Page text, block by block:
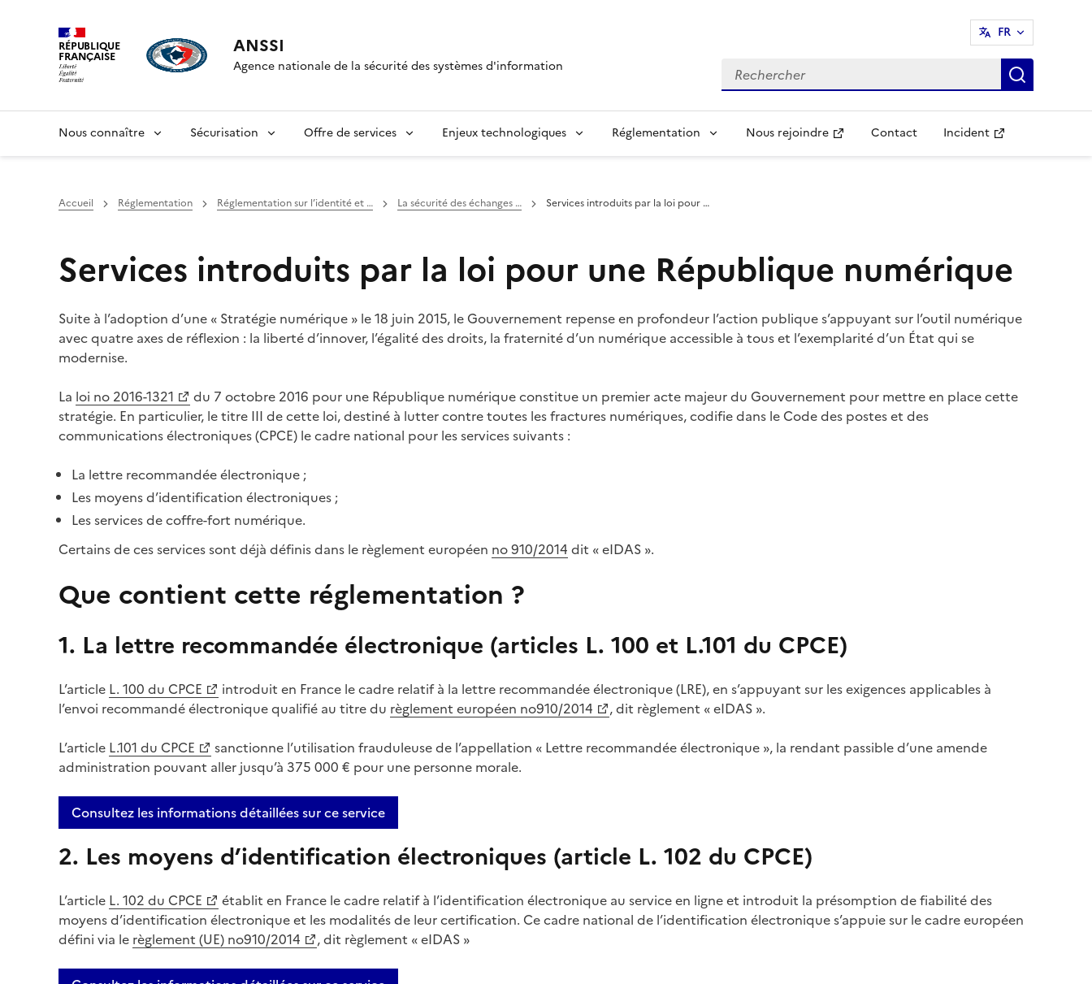
RÉPUBLIQUE
FRANÇAISE ANSSI
Agence nationale de la sécurité des systèmes d'information
FR
Rechercher
Nous connaître Sécurisation Offre de services Enjeux technologiques Réglementation Nous rejoindre
Ouvre une nouvelle fenêtreContact Incident
Ouvre une nouvelle fenêtre
Accueil Réglementation Réglementation sur l’identité et … La sécurité des échanges … Services introduits par la loi pour …
Services introduits par la loi pour une République numérique
Suite à l’adoption d’une « Stratégie numérique » le 18 juin 2015, le Gouvernement repense en profondeur l’action publique s’appuyant sur l’outil numérique
avec quatre axes de réflexion : la liberté d’innover, l’égalité des droits, la fraternité d’un numérique accessible à tous et l’exemplarité d’un État qui se
modernise.
La
(Ouvre une nouvelle fenêtre)
loi no 2016-1321
du 7 octobre 2016 pour une République numérique constitue un premier acte majeur du Gouvernement pour mettre en place cette
stratégie. En particulier, le titre III de cette loi, destiné à lutter contre toutes les fractures numériques, codifie dans le Code des postes et des
communications électroniques (CPCE) le cadre national pour les services suivants :
La lettre recommandée électronique ;
Les moyens d’identification électroniques ;
Les services de coffre-fort numérique.
Certains de ces services sont déjà définis dans le règlement européen no 910/2014 dit « eIDAS ».
Que contient cette réglementation ?
1. La lettre recommandée électronique (articles L. 100 et L.101 du CPCE)
L’article
(Ouvre une nouvelle fenêtre)
L. 100 du CPCE
introduit en France le cadre relatif à la lettre recommandée électronique (LRE), en s’appuyant sur les exigences applicables à
l’envoi recommandé électronique qualifié au titre du règlement européen no910/2014
, dit règlement « eIDAS ».
L’article
(Ouvre une nouvelle fenêtre)
L.101 du CPCE
sanctionne l’utilisation frauduleuse de l’appellation « Lettre recommandée électronique », la rendant passible d’une amende
administration pouvant aller jusqu’à 375 000 € pour une personne morale.
Consultez les informations détaillées sur ce service
2. Les moyens d’identification électroniques (article L. 102 du CPCE)
L’article
(Ouvre une nouvelle fenêtre)
L. 102 du CPCE
établit en France le cadre relatif à l’identification électronique au service en ligne et introduit la présomption de fiabilité des
moyens d’identification électronique et les modalités de leur certification. Ce cadre national de l’identification électronique s’appuie sur le cadre européen
défini via le règlement (UE) no910/2014 , dit règlement « eIDAS »